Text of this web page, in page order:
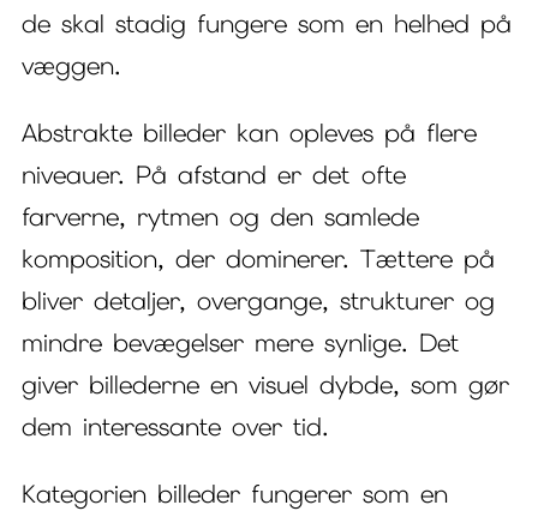
de skal stadig fungere som en helhed på
væggen.
Abstrakte billeder kan opleves på flere
niveauer. På afstand er det ofte
farverne, rytmen og den samlede
komposition, der dominerer. Tættere på
bliver detaljer, overgange, strukturer og
mindre bevægelser mere synlige. Det
giver billederne en visuel dybde, som gør
dem interessante over tid.
Kategorien billeder fungerer som en